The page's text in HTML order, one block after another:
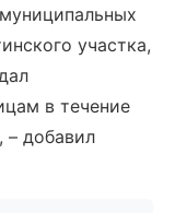
участка,
в течение
– добавил